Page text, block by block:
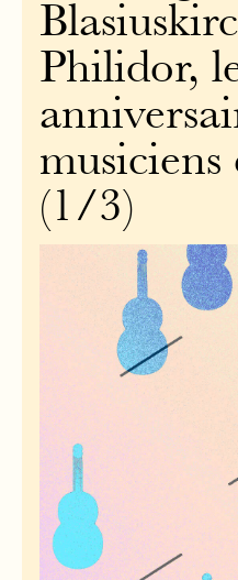
Philidor,
musiciens
(1/3)